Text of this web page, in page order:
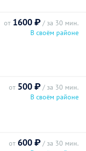
от 1600 ₽ / за 30 мин.
В своём районе
от 500 ₽ / за 30 мин.
В своём районе
от 600 ₽ / за 30 мин.